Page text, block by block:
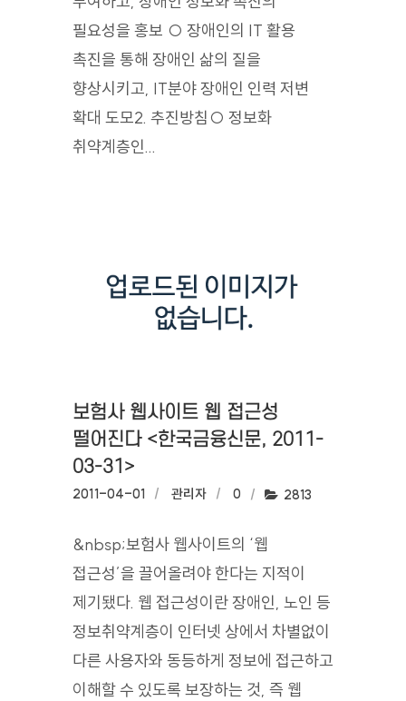
필요성을 홍보 ○ 장애인의 IT 활용
촉진을 통해 장애인 삶의 질을
향상시키고, IT분야 장애인 인력 저변
확대 도모2. 추진방침○ 정보화
취약계층인...
보험사 웹사이트 웹 접근성
떨어진다 <한국금융신문, 2011-
03-31>
작성일:
2011-04-01 작성자:
관리자 댓글수:
0 조회수:
2813
&nbsp;보험사 웹사이트의 ‘웹
접근성’을 끌어올려야 한다는 지적이
제기됐다. 웹 접근성이란 장애인, 노인 등
정보취약계층이 인터넷 상에서 차별없이
다른 사용자와 동등하게 정보에 접근하고
이해할 수 있도록 보장하는 것, 즉 웹